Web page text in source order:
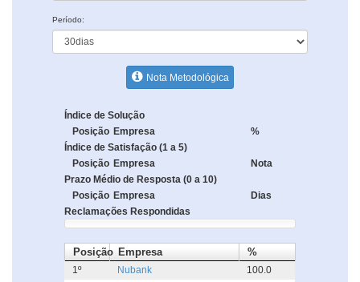
Período:
Nota Metodológica
Índice de Solução
Posição Empresa
%
Índice de Satisfação (1 a 5)
Posição Empresa
Nota
Prazo Médio de Resposta (0 a 10)
Posição Empresa
Dias
Reclamações Respondidas
Posição Empresa %
1º Nubank
100.0